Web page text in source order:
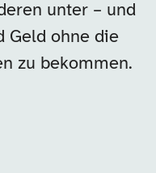
unter – und
Geld ohne die
zu bekommen.